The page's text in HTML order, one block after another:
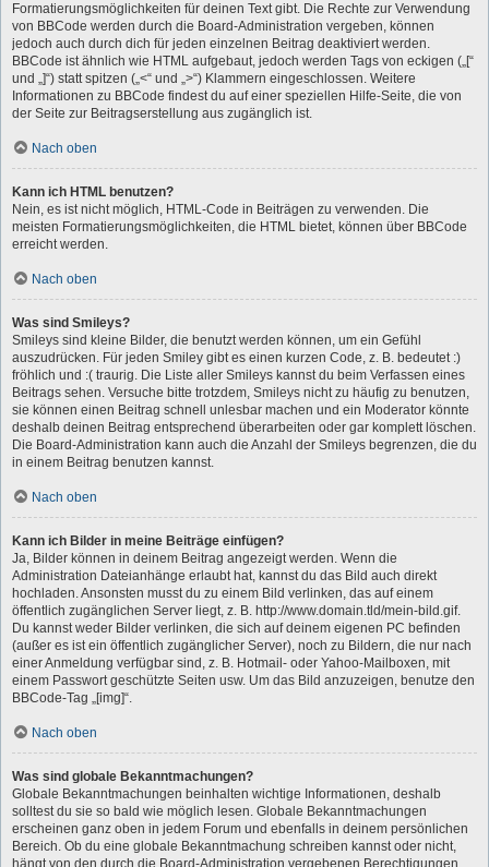
Formatierungsmöglichkeiten für deinen Text gibt. Die Rechte zur Verwendung
von BBCode werden durch die Board-Administration vergeben, können
jedoch auch durch dich für jeden einzelnen Beitrag deaktiviert werden.
BBCode ist ähnlich wie HTML aufgebaut, jedoch werden Tags von eckigen („[“
und „]“) statt spitzen („<“ und „>“) Klammern eingeschlossen. Weitere
Informationen zu BBCode findest du auf einer speziellen Hilfe-Seite, die von
der Seite zur Beitragserstellung aus zugänglich ist.
Nach oben
Kann ich HTML benutzen?
Nein, es ist nicht möglich, HTML-Code in Beiträgen zu verwenden. Die
meisten Formatierungsmöglichkeiten, die HTML bietet, können über BBCode
erreicht werden.
Nach oben
Was sind Smileys?
Smileys sind kleine Bilder, die benutzt werden können, um ein Gefühl
auszudrücken. Für jeden Smiley gibt es einen kurzen Code, z. B. bedeutet :)
fröhlich und :( traurig. Die Liste aller Smileys kannst du beim Verfassen eines
Beitrags sehen. Versuche bitte trotzdem, Smileys nicht zu häufig zu benutzen,
sie können einen Beitrag schnell unlesbar machen und ein Moderator könnte
deshalb deinen Beitrag entsprechend überarbeiten oder gar komplett löschen.
Die Board-Administration kann auch die Anzahl der Smileys begrenzen, die du
in einem Beitrag benutzen kannst.
Nach oben
Kann ich Bilder in meine Beiträge einfügen?
Ja, Bilder können in deinem Beitrag angezeigt werden. Wenn die
Administration Dateianhänge erlaubt hat, kannst du das Bild auch direkt
hochladen. Ansonsten musst du zu einem Bild verlinken, das auf einem
öffentlich zugänglichen Server liegt, z. B. http://www.domain.tld/mein-bild.gif.
Du kannst weder Bilder verlinken, die sich auf deinem eigenen PC befinden
(außer es ist ein öffentlich zugänglicher Server), noch zu Bildern, die nur nach
einer Anmeldung verfügbar sind, z. B. Hotmail- oder Yahoo-Mailboxen, mit
einem Passwort geschützte Seiten usw. Um das Bild anzuzeigen, benutze den
BBCode-Tag „[img]“.
Nach oben
Was sind globale Bekanntmachungen?
Globale Bekanntmachungen beinhalten wichtige Informationen, deshalb
solltest du sie so bald wie möglich lesen. Globale Bekanntmachungen
erscheinen ganz oben in jedem Forum und ebenfalls in deinem persönlichen
Bereich. Ob du eine globale Bekanntmachung schreiben kannst oder nicht,
hängt von den durch die Board-Administration vergebenen Berechtigungen